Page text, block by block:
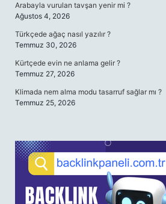
Arabayla vurulan tavşan yenir mi ?
Ağustos 4, 2026
Türkçede ağaç nasıl yazılır ?
Temmuz 30, 2026
Kürtçede evin ne anlama gelir ?
Temmuz 27, 2026
Klimada nem alma modu tasarruf sağlar mı ?
Temmuz 25, 2026